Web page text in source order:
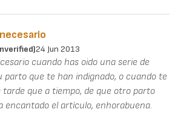
24 Jun 2013
cuando has oido una serie de
parto que te han indignado, o cuando te
tarde que a tiempo, de que otro parto
encantado el artículo, enhorabuena.